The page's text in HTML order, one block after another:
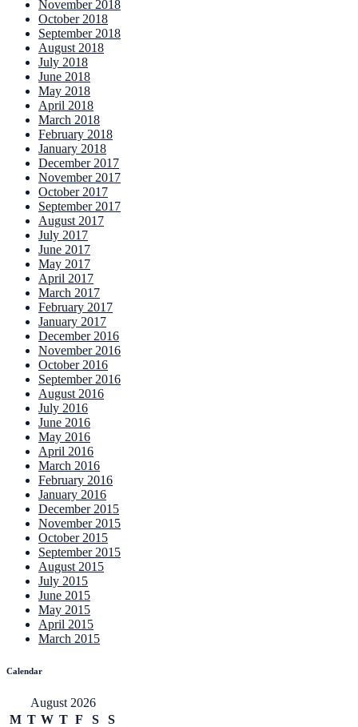
November 2018
October 2018
September 2018
August 2018
July 2018
June 2018
May 2018
April 2018
March 2018
February 2018
January 2018
December 2017
November 2017
October 2017
September 2017
August 2017
July 2017
June 2017
May 2017
April 2017
March 2017
February 2017
January 2017
December 2016
November 2016
October 2016
September 2016
August 2016
July 2016
June 2016
May 2016
April 2016
March 2016
February 2016
January 2016
December 2015
November 2015
October 2015
September 2015
August 2015
July 2015
June 2015
May 2015
April 2015
March 2015
Calendar
August 2026
M T W T F S
S